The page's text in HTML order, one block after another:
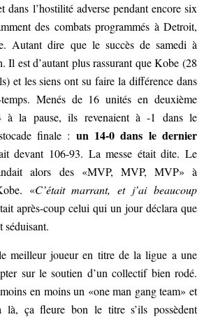
dans l’hostilité adverse pendant encore six
des combats programmés à Detroit,
Autant dire que le succès de samedi à
Il est d’autant plus rassurant que Kobe (28
et les siens ont su faire la différence dans
Menés de 16 unités en deuxième
à la pause, ils revenaient à -1 dans le
finale : un 14-0 dans le dernier
devant 106-93. La messe était dite. Le
alors des «MVP, MVP, MVP» à
«C’était marrant, et j’ai beaucoup
après-coup celui qui un jour déclara que
séduisant.
meilleur joueur en titre de la ligue a une
sur le soutien d’un collectif bien rodé.
en moins un «one man gang team» et
là, ça fleure bon le titre s’ils possèdent